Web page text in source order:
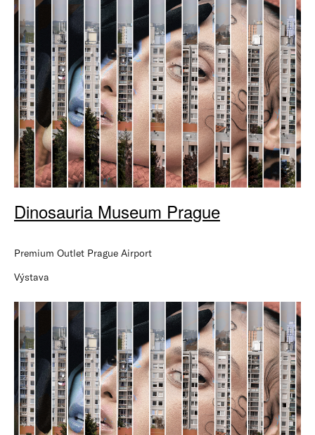
Dinosauria Museum Prague
Premium Outlet Prague Airport
Výstava